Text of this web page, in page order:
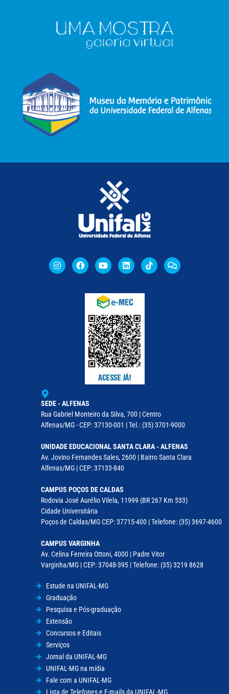
SEDE - ALFENAS
Rua Gabriel Monteiro da Silva, 700 | Centro
Alfenas/MG - CEP: 37130-001 | Tel.: (35) 3701-9000
UNIDADE EDUCACIONAL SANTA CLARA - ALFENAS
Av. Jovino Fernandes Sales, 2600 | Bairro Santa Clara
Alfenas/MG | CEP: 37133-840
CAMPUS POÇOS DE CALDAS
Rodovia José Aurélio Vilela, 11999 (BR 267 Km 533)
Cidade Universitária
Poços de Caldas/MG CEP: 37715-400 | Telefone: (35) 3697-4600
CAMPUS VARGINHA
Av. Celina Ferreira Ottoni, 4000 | Padre Vitor
Varginha/MG | CEP: 37048-395 | Telefone: (35) 3219 8628
Estude na UNIFAL-MG
Graduação
Pesquisa e Pós-graduação
Extensão
Concursos e Editais
Serviços
Jornal da UNIFAL-MG
UNIFAL-MG na mídia
Fale com a UNIFAL-MG
Lista de Telefones e E-mails da UNIFAL-MG